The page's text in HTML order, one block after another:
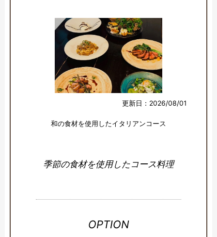
更新日：2026/08/01
和の食材を使用したイタリアンコース
季節の食材を使用したコース料理
OPTION